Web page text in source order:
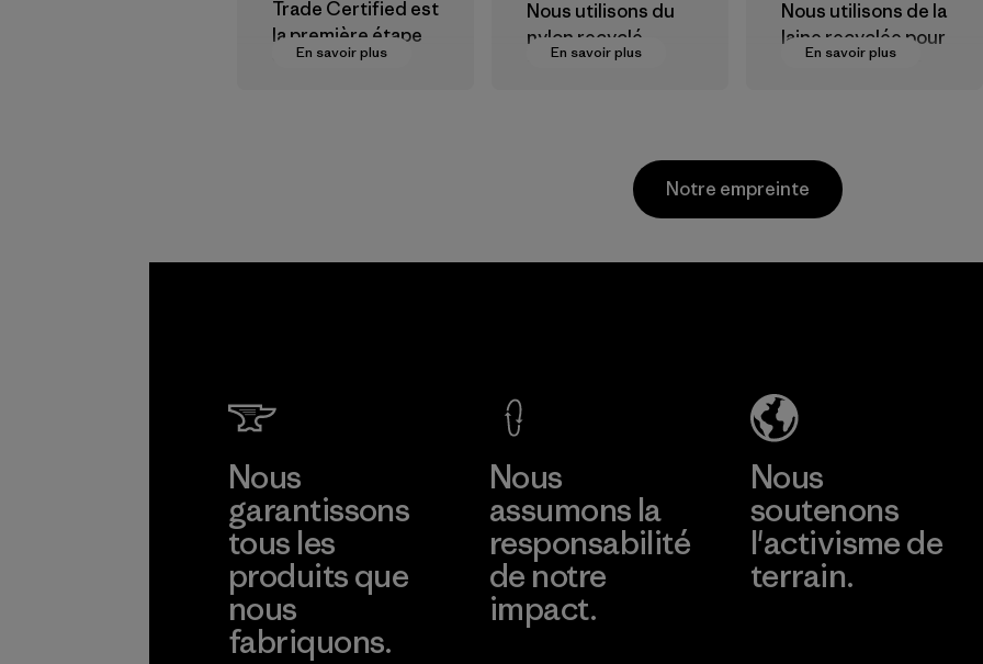
En savoir plus
Trade Certified est
la première étape
vers des
En savoir plus
Nous utilisons du
nylon recyclé
provenant de
de tissage et de
matériaux recyclés
En savoir plus
Nous utilisons de la
laine recyclée pour
allonger la durée
Matières
En savoir plus
Dong Nai
Notre empreinte
Nous
garantissons
tous les
produits que
nous
fabriquons.
Nous
assumons la
responsabilité
de notre
impact.
Nous
soutenons
l'activisme de
terrain.